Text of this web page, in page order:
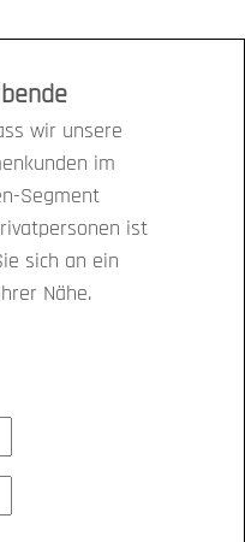
wir unsere
im
Segment
ist
sich an ein
Nähe.